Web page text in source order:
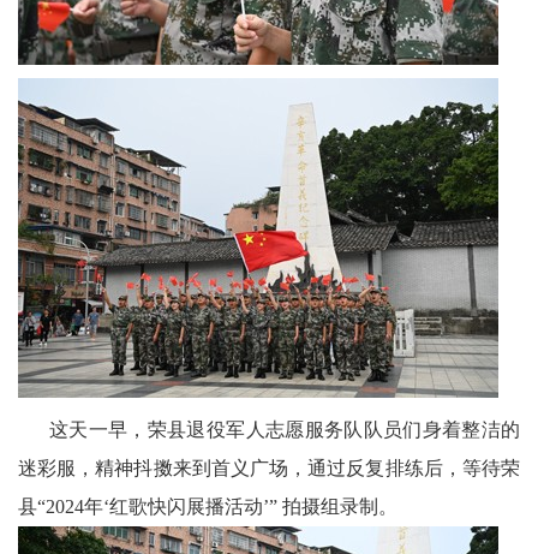
医
府
旅
游
天
府
学
这天一早，荣县退役军人志愿服务队队员们身着整洁的
迷彩服，精神抖擞来到首义广场，通过反复排练后，等待荣
县“2024年‘红歌快闪展播活动’” 拍摄组录制。